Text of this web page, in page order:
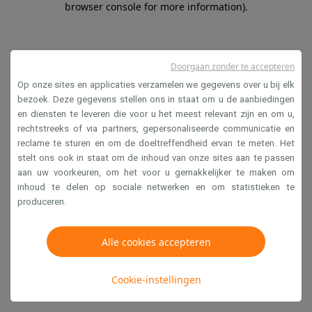
browser console for more information).
Op onze sites en applicaties verzamelen we gegevens over u bij elk
bezoek. Deze gegevens stellen ons in staat om u de aanbiedingen
en diensten te leveren die voor u het meest relevant zijn en om u,
rechtstreeks of via partners, gepersonaliseerde communicatie en
reclame te sturen en om de doeltreffendheid ervan te meten. Het
stelt ons ook in staat om de inhoud van onze sites aan te passen
aan uw voorkeuren, om het voor u gemakkelijker te maken om
inhoud te delen op sociale netwerken en om statistieken te
produceren.
Alle cookies accepteren
Cookie-instellingen
Doorgaan zonder te accepteren